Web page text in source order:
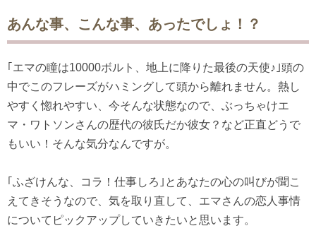
あんな事、こんな事、あったでしょ！？
｢エマの瞳は10000ボルト、地上に降りた最後の天使♪｣頭の
中でこのフレーズがハミングして頭から離れません。熱し
やすく惚れやすい、今そんな状態なので、ぶっちゃけエ
マ・ワトソンさんの歴代の彼氏だか彼女？など正直どうで
もいい！そんな気分なんですが。
｢ふざけんな、コラ！仕事しろ｣とあなたの心の叫びが聞こ
えてきそうなので、気を取り直して、エマさんの恋人事情
についてピックアップしていきたいと思います。